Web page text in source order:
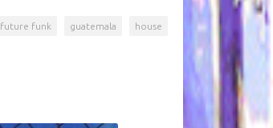
future funk guatemala house